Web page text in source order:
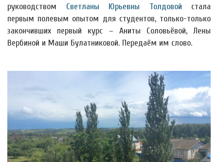
руководством Светланы Юрьевны Толдовой стала
первым полевым опытом для студентов, только-только
закончивших первый курс – Аниты Соловьёвой, Лены
Вербиной и Маши Булатниковой. Передаём им слово.